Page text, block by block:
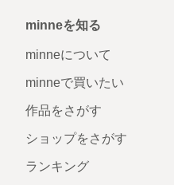
minneを知る
minneについて
minneで買いたい
作品をさがす
ショップをさがす
ランキング